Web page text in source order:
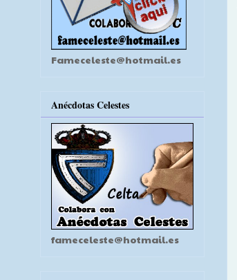
Fameceleste@hotmail.es
Anécdotas Celestes
fameceleste@hotmail.es